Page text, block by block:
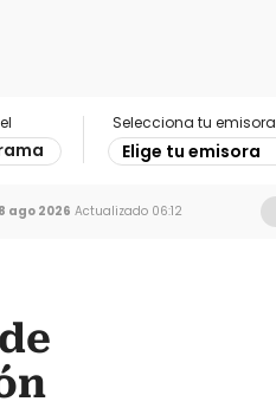
Selecciona tu emisora
Elige tu emisora
ago 2026 Actualizado 06:12